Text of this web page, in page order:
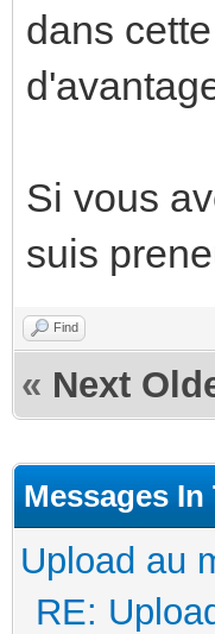
dans
Si vous
suis
Find
« Next
Messages
Upload au
RE: